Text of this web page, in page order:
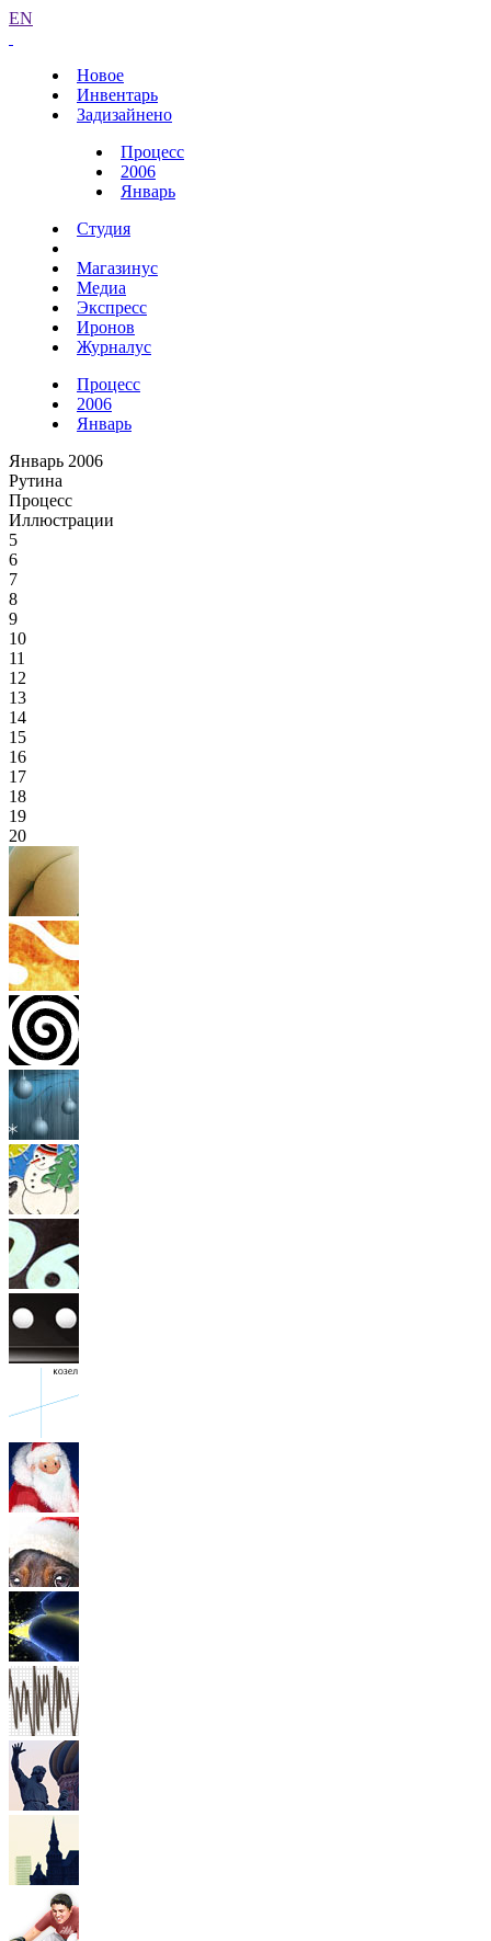
EN
Новое
Инвентарь
Задизайнено
Процесс
2006
Январь
Студия
Магазинус
Медиа
Экспресс
Иронов
Журналус
Процесс
2006
Январь
Январь 2006
Рутина
Процесс
Иллюстрации
5
6
7
8
9
10
11
12
13
14
15
16
17
18
19
20